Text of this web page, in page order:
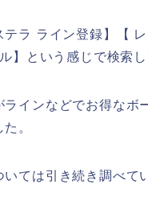
ラ ライン登録】【
】という感じで検索
インなどでお得なボ
。
ては引き続き調べて